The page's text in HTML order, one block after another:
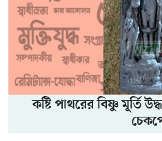
কষ্টি পাথরের বিষ্ণু মূর্তি